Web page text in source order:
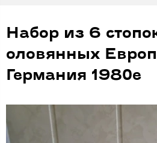
Набор из 6
оловянных
Германия 1980е